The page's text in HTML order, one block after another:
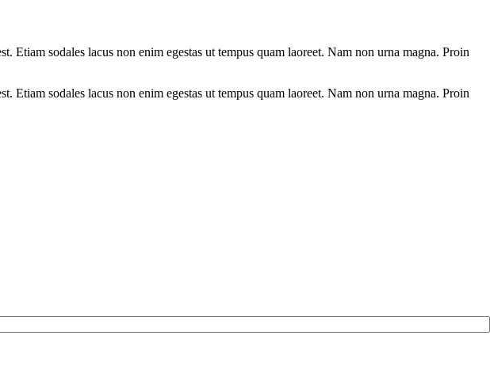
sodales lacus non enim egestas ut tempus quam laoreet. Nam non urna magna. Proin
sodales lacus non enim egestas ut tempus quam laoreet. Nam non urna magna. Proin